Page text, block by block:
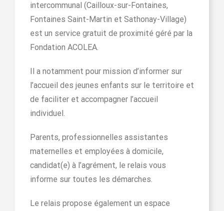
intercommunal (Cailloux-sur-Fontaines,
Fontaines Saint-Martin et Sathonay-Village)
est un service gratuit de proximité géré par la
Fondation ACOLEA.
Il a notamment pour mission d’informer sur
l’accueil des jeunes enfants sur le territoire et
de faciliter et accompagner l’accueil
individuel.
Parents, professionnelles assistantes
maternelles et employées à domicile,
candidat(e) à l’agrément, le relais vous
informe sur toutes les démarches.
Le relais propose également un espace